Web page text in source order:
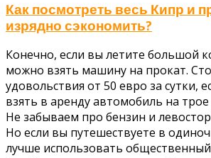
Как посмотреть весь Кипр и
изрядно сэкономить?
Конечно, если вы летите большой
можно взять машину на прокат.
удовольствия от 50 евро за сутки,
взять в аренду автомобиль на трое
Не забываем про бензин и
Но если вы путешествуете в
лучше использовать